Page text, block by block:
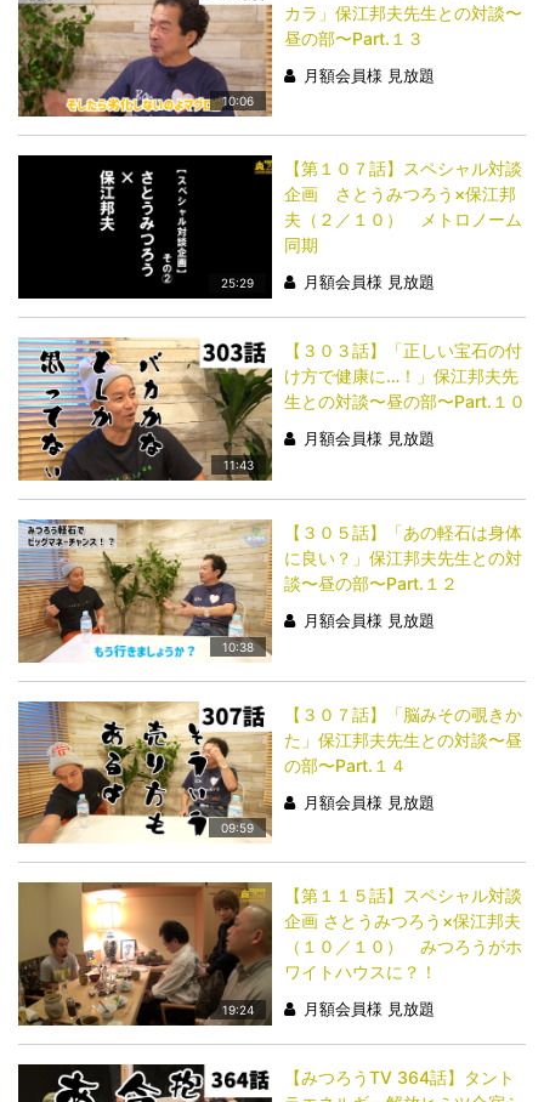
10:06
カラ」保江邦夫先生との対談〜
昼の部〜Part.１３
月額会員様 見放題
25:29
【第１０７話】スペシャル対談
企画 さとうみつろう×保江邦
夫（２／１０） メトロノーム
同期
月額会員様 見放題
11:43
【３０３話】「正しい宝石の付
け方で健康に…！」保江邦夫先
生との対談〜昼の部〜Part.１０
月額会員様 見放題
10:38
【３０５話】「あの軽石は身体
に良い？」保江邦夫先生との対
談〜昼の部〜Part.１２
月額会員様 見放題
09:59
【３０７話】「脳みその覗きか
た」保江邦夫先生との対談〜昼
の部〜Part.１４
月額会員様 見放題
19:24
【第１１５話】スペシャル対談
企画 さとうみつろう×保江邦夫
（１０／１０） みつろうがホ
ワイトハウスに？！
月額会員様 見放題
【みつろうTV 364話】タント